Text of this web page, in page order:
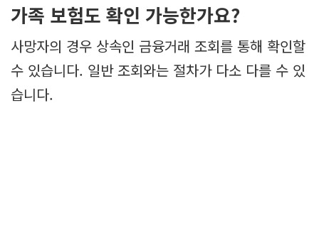
가족 보험도 확인 가능한가요?
사망자의 경우 상속인 금융거래 조회를 통해 확인할
수 있습니다. 일반 조회와는 절차가 다소 다를 수 있
습니다.